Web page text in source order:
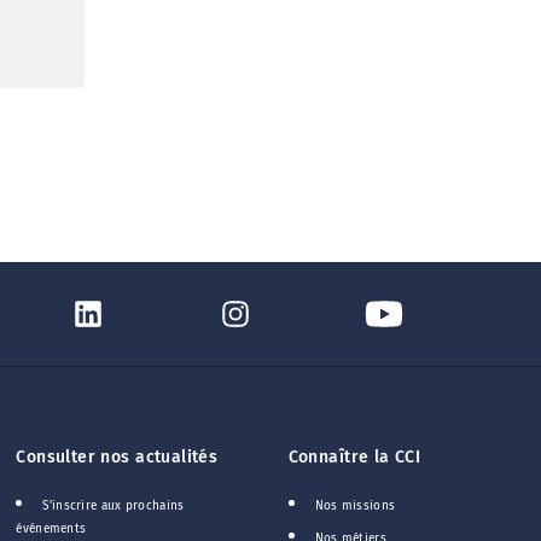
Consulter nos actualités
S'inscrire aux prochains
événements
Connaître la CCI
Nos missions